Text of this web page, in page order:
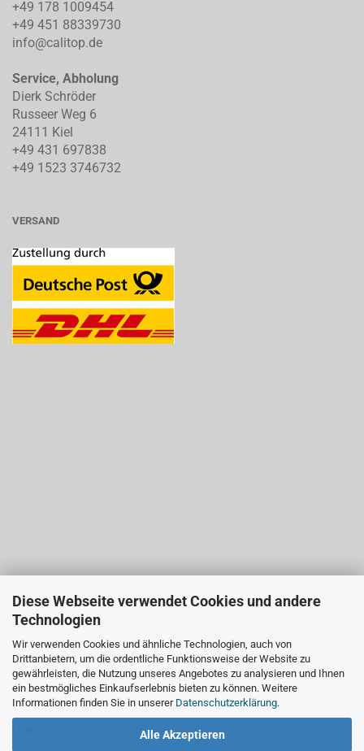
Diese Webseite verwendet Cookies und andere
Technologien
Wir verwenden Cookies und ähnliche Technologien, auch von
Drittanbietern, um die ordentliche Funktionsweise der Website zu
gewährleisten, die Nutzung unseres Angebotes zu analysieren und Ihnen
ein bestmögliches Einkaufserlebnis bieten zu können. Weitere
Informationen finden Sie in unserer Datenschutzerklärung.
Alle Akzeptieren
+49 178 1009454
+49 451 88339730
info@calitop.de
Service, Abholung
Dierk Schröder
Russeer Weg 6
24111 Kiel
+49 431 697838
+49 1523 3746732
VERSAND